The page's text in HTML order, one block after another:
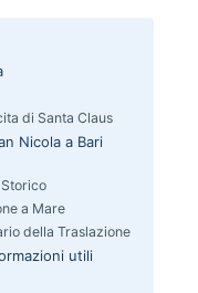
di Santa Claus
Nicola a Bari
a Mare
della Traslazione
utili